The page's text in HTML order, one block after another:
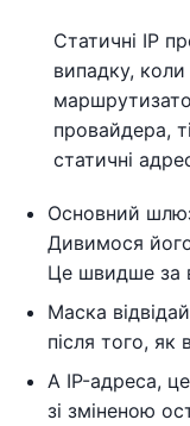
Статичні IP
випадку,
провайдера,
статичні
Основний
Дивимося
Це швидше за
Маска
після того, як
А IP-адреса,
зі зміненою